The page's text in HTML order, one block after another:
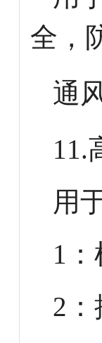
全，
通
11.
用
1
2